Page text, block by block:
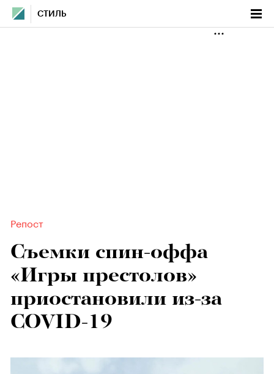
СТИЛЬ
Репост
Съемки спин-оффа
«Игры престолов»
приостановили из-за
СOVID-19